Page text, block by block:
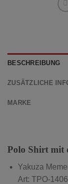
BESCHREIBUNG
ZUSÄTZLICHE
MARKE
Polo Shirt mit
Yakuza
Art: TPO-